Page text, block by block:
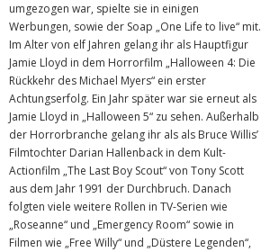
umgezogen war, spielte sie in einigen
Werbungen, sowie der Soap „One Life to live“ mit.
Im Alter von elf Jahren gelang ihr als Hauptfigur
Jamie Lloyd in dem Horrorfilm „Halloween 4: Die
Rückkehr des Michael Myers“ ein erster
Achtungserfolg. Ein Jahr später war sie erneut als
Jamie Lloyd in „Halloween 5“ zu sehen. Außerhalb
der Horrorbranche gelang ihr als als Bruce Willis’
Filmtochter Darian Hallenback in dem Kult-
Actionfilm „The Last Boy Scout“ von Tony Scott
aus dem Jahr 1991 der Durchbruch. Danach
folgten viele weitere Rollen in TV-Serien wie
„Roseanne“ und „Emergency Room“ sowie in
Filmen wie „Free Willy“ und „Düstere Legenden“,